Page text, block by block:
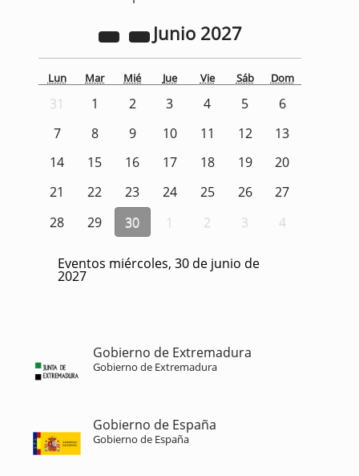
Junio 2027
Lun Mar Mié Jue Vie Sáb Dom
31 1 2 3 4 5
6
7
8 9 10 11 12
13
14
15 16 17 18 19
20
21
22 23 24 25 26
27
28
29 30 1 2 3 4
Eventos miércoles, 30 de junio de
2027
Gobierno de Extremadura
Gobierno de Extremadura
Gobierno de España
Gobierno de España